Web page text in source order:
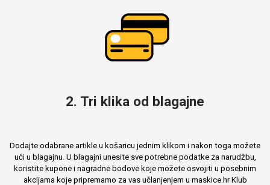
2. Tri klika od blagajne
Dodajte odabrane artikle u košaricu jednim klikom i nakon toga možete
ući u blagajnu. U blagajni unesite sve potrebne podatke za narudžbu,
koristite kupone i nagradne bodove koje možete osvojiti u posebnim
akcijama koje pripremamo za vas učlanjenjem u maskice.hr Klub